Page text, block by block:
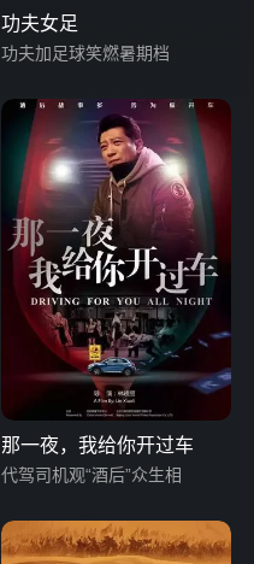
功夫女足
功夫加足球笑燃暑期档
那一夜，我给你开过车
代驾司机观“酒后”众生相